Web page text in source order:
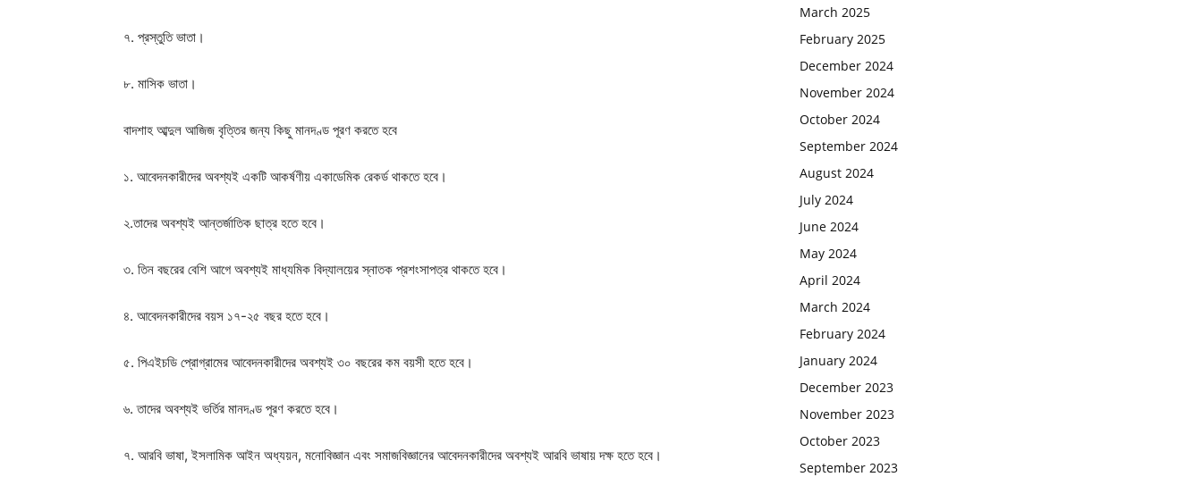
৭. প্রস্তুতি ভাতা।
৮. মাসিক ভাতা।
বাদশাহ আব্দুল আজিজ বৃত্তির জন্য কিছু মানদণ্ড পূরণ করতে হবে
১. আবেদনকারীদের অবশ্যই একটি আকর্ষণীয় একাডেমিক রেকর্ড থাকতে হবে।
২.তাদের অবশ্যই আন্তর্জাতিক ছাত্র হতে হবে।
৩. তিন বছরের বেশি আগে অবশ্যই মাধ্যমিক বিদ্যালয়ের স্নাতক প্রশংসাপত্র থাকতে হবে।
৪. আবেদনকারীদের বয়স ১৭-২৫ বছর হতে হবে।
৫. পিএইচডি প্রোগ্রামের আবেদনকারীদের অবশ্যই ৩০ বছরের কম বয়সী হতে হবে।
৬. তাদের অবশ্যই ভর্তির মানদণ্ড পূরণ করতে হবে।
৭. আরবি ভাষা, ইসলামিক আইন অধ্যয়ন, মনোবিজ্ঞান এবং সমাজবিজ্ঞানের আবেদনকারীদের অবশ্যই আরবি ভাষায় দক্ষ হতে হবে।
March 2025
February 2025
December 2024
November 2024
October 2024
September 2024
August 2024
July 2024
June 2024
May 2024
April 2024
March 2024
February 2024
January 2024
December 2023
November 2023
October 2023
September 2023